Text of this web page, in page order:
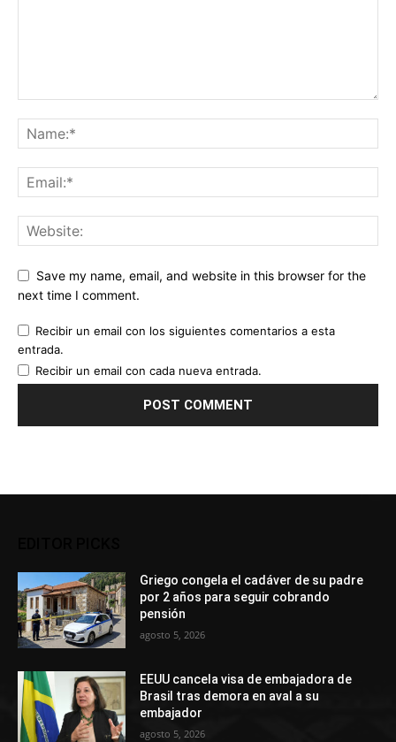
Save my name, email, and website in this browser for the
next time I comment.
Recibir un email con los siguientes comentarios a esta
entrada.
Recibir un email con cada nueva entrada.
Griego congela el cadáver de su padre
por 2 años para seguir cobrando
pensión
agosto 5, 2026
EEUU cancela visa de embajadora de
Brasil tras demora en aval a su
embajador
agosto 5, 2026